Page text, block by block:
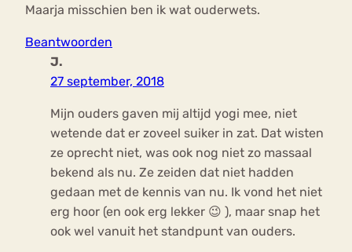
Maarja misschien ben ik wat ouderwets.
Beantwoorden
J.
27 september, 2018
Mijn ouders gaven mij altijd yogi mee, niet
wetende dat er zoveel suiker in zat. Dat wisten
ze oprecht niet, was ook nog niet zo massaal
bekend als nu. Ze zeiden dat niet hadden
gedaan met de kennis van nu. Ik vond het niet
erg hoor (en ook erg lekker 😉 ), maar snap het
ook wel vanuit het standpunt van ouders.